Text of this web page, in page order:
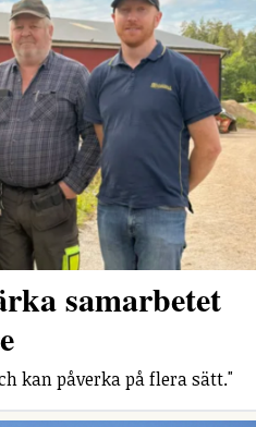
samarbetet
kan påverka på flera sätt."